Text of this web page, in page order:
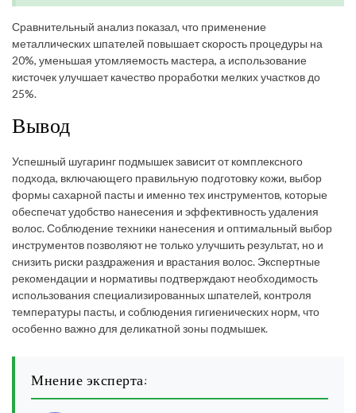
Сравнительный анализ показал, что применение
металлических шпателей повышает скорость процедуры на
20%, уменьшая утомляемость мастера, а использование
кисточек улучшает качество проработки мелких участков до
25%.
Вывод
Успешный шугаринг подмышек зависит от комплексного
подхода, включающего правильную подготовку кожи, выбор
формы сахарной пасты и именно тех инструментов, которые
обеспечат удобство нанесения и эффективность удаления
волос. Соблюдение техники нанесения и оптимальный выбор
инструментов позволяют не только улучшить результат, но и
снизить риски раздражения и врастания волос. Экспертные
рекомендации и нормативы подтверждают необходимость
использования специализированных шпателей, контроля
температуры пасты, и соблюдения гигиенических норм, что
особенно важно для деликатной зоны подмышек.
Мнение эксперта: